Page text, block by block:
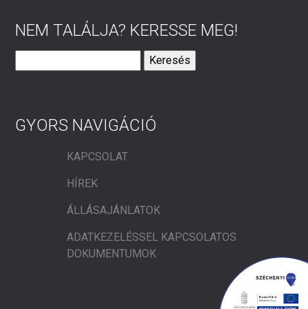
NEM TALÁLJA? KERESSE MEG!
GYORS NAVIGÁCIÓ
KAPCSOLAT
HÍREK
ÁLLÁSAJÁNLATOK
ADATKEZELÉSSEL KAPCSOLATOS
DOKUMENTUMOK